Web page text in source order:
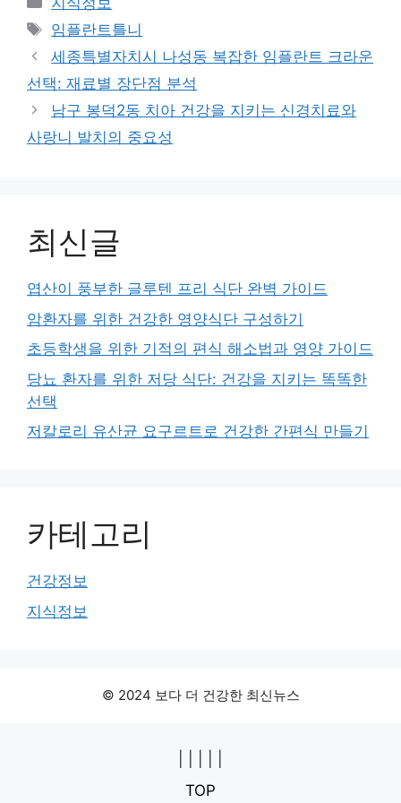
Tags
임플란트틀니
세종특별자치시 나성동 복잡한 임플란트 크라운
선택: 재료별 장단점 분석
남구 봉덕2동 치아 건강을 지키는 신경치료와
사랑니 발치의 중요성
최신글
엽산이 풍부한 글루텐 프리 식단 완벽 가이드
암환자를 위한 건강한 영양식단 구성하기
초등학생을 위한 기적의 편식 해소법과 영양 가이드
당뇨 환자를 위한 저당 식단: 건강을 지키는 똑똑한
선택
저칼로리 유산균 요구르트로 건강한 간편식 만들기
카테고리
건강정보
지식정보
© 2024 보다 더 건강한 최신뉴스
TOP